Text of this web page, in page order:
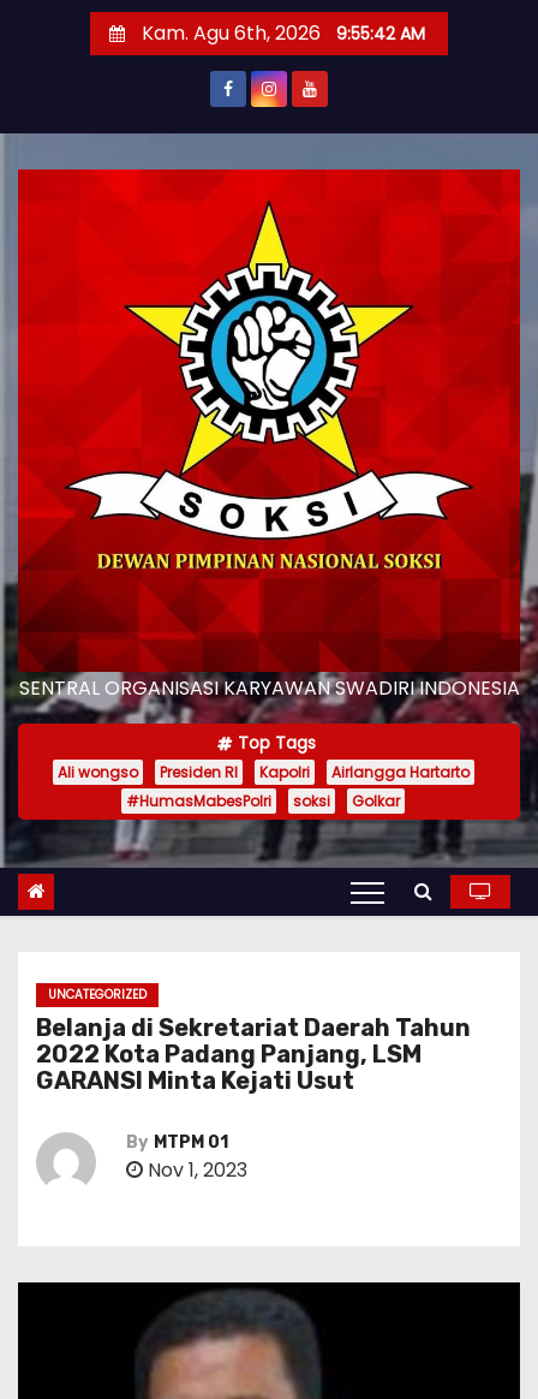
Kam. Agu 6th, 2026 9:55:43 AM
SENTRAL ORGANISASI KARYAWAN SWADIRI INDONESIA
Top Tags
Ali wongso Presiden RI Kapolri
Airlangga Hartarto
#HumasMabesPolri
soksi Golkar
UNCATEGORIZED
Belanja di Sekretariat Daerah Tahun
2022 Kota Padang Panjang, LSM
GARANSI Minta Kejati Usut
By MTPM 01
Nov 1, 2023